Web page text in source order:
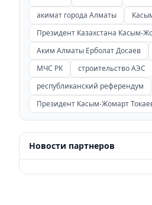
акимат города Алматы
Президент Казахстана Касым-
Аким Алматы Ерболат Досаев
МЧС РК
строительство АЭС
республиканский референдум
Президент Касым-Жомарт
Новости партнеров